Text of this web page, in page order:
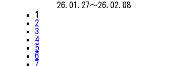
26.01.27～26.02.08
1
2
3
4
5
6
7